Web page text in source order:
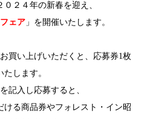
２４年の新春を迎え、
ェア 」を開催いたします。
買い上げいただくと、応募券1枚
たします。
記入し応募すると、
る商品券やフォレスト・イン昭